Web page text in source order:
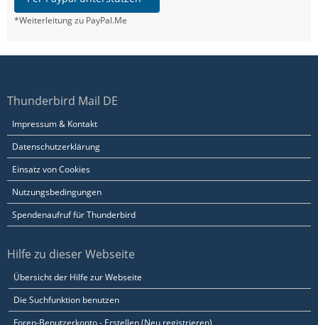
*Weiterleitung zu PayPal.Me
Thunderbird Mail DE
Impressum & Kontakt
Datenschutzerklärung
Einsatz von Cookies
Nutzungsbedingungen
Spendenaufruf für Thunderbird
Hilfe zu dieser Webseite
Übersicht der Hilfe zur Webseite
Die Suchfunktion benutzen